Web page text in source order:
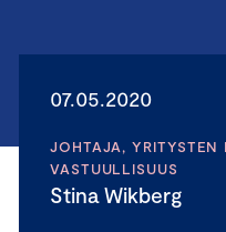
07.05.2020
JOHTAJA, YRITYSTEN
VASTUULLISUUS
Stina Wikberg